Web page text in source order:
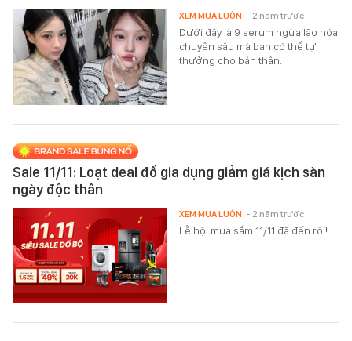
Dưới đây là 9 serum ngừa lão hóa
chuyên sâu mà bạn có thể tự
thưởng cho bản thân.
XEM MUA LUÔN - 2 năm trước
Sale 11/11: Loạt deal đồ gia dụng giảm giá kịch sàn
ngày độc thân
Lễ hội mua sắm 11/11 đã đến rồi!
XEM MUA LUÔN - 2 năm trước